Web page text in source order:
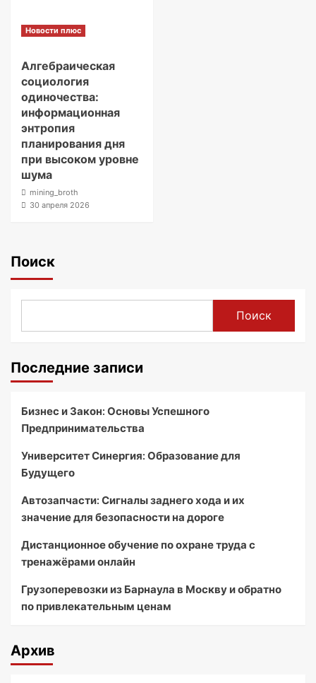
Новости плюс
Алгебраическая
социология
одиночества:
информационная
энтропия
планирования дня
при высоком уровне
шума
mining_broth
30 апреля 2026
Поиск
Поиск
Последние записи
Бизнес и Закон: Основы Успешного
Предпринимательства
Университет Синергия: Образование для
Будущего
Автозапчасти: Сигналы заднего хода и их
значение для безопасности на дороге
Дистанционное обучение по охране труда с
тренажёрами онлайн
Грузоперевозки из Барнаула в Москву и обратно
по привлекательным ценам
Архив